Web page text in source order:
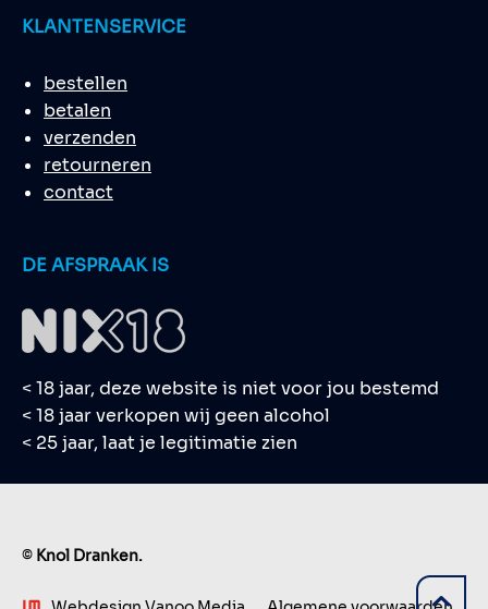
KLANTENSERVICE
bestellen
betalen
verzenden
retourneren
contact
DE AFSPRAAK IS
< 18 jaar, deze website is niet voor jou bestemd
< 18 jaar verkopen wij geen alcohol
< 25 jaar, laat je legitimatie zien
© Knol Dranken.